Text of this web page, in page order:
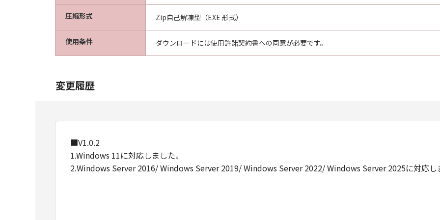
圧縮形式 Zip自己解凍型（EXE 形式）
使用条件 ダウンロードには使用許諾契約書への同意が必要です。
変更履歴
■V1.0.2
1.Windows 11に対応しました。
2.Windows Server 2016/ Windows Server 2019/ Windows Server 2022/ Windows Server 2025に対応し